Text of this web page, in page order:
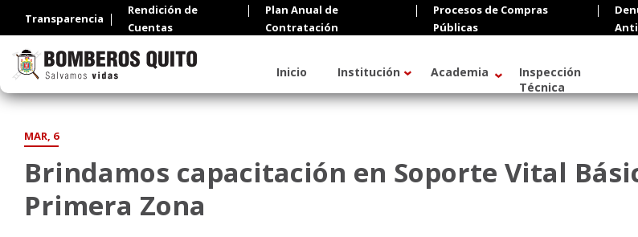
Transparencia
Rendición de
Cuentas
Plan Anual de
Contratación
Procesos de Compras
Públicas
Inicio Institución Academia
Inspección
Técnica
MAR, 6
Brindamos capacitación en Soporte Vital
Primera Zona